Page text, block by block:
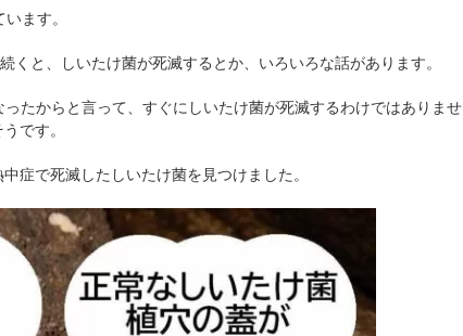
ます。
と、しいたけ菌が死滅するとか、いろいろな話があります。
たからと言って、すぐにしいたけ菌が死滅するわけではありませ
です。
症で死滅したしいたけ菌を見つけました。